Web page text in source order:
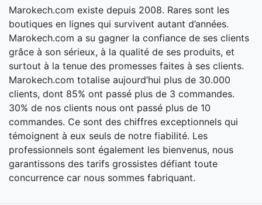
Marokech.com existe depuis 2008. Rares sont les
boutiques en lignes qui survivent autant d’années.
Marokech.com a su gagner la confiance de ses clients
grâce à son sérieux, à la qualité de ses produits, et
surtout à la tenue des promesses faites à ses clients.
Marokech.com totalise aujourd’hui plus de 30.000
clients, dont 85% ont passé plus de 3 commandes.
30% de nos clients nous ont passé plus de 10
commandes. Ce sont des chiffres exceptionnels qui
témoignent à eux seuls de notre fiabilité. Les
professionnels sont également les bienvenus, nous
garantissons des tarifs grossistes défiant toute
concurrence car nous sommes fabriquant.